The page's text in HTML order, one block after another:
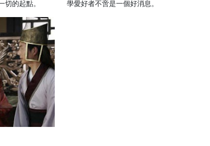
切的起點。
學愛好者不啻是一個好消息。